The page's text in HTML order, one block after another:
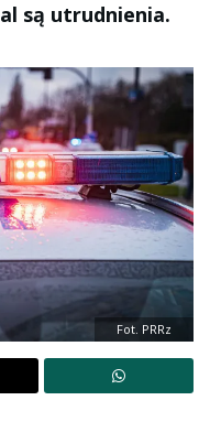
są utrudnienia.
Fot. PRRz